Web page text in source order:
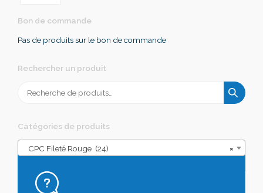
Bon de commande
Pas de produits sur le bon de commande
Rechercher un produit
pour :
Catégories de produits
×
CPC Fileté Rouge (24)